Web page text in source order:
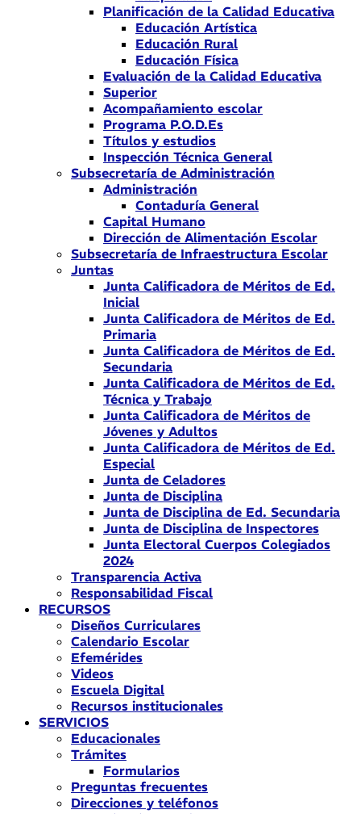
Planificación de la Calidad Educativa
Educación Artística
Educación Rural
Educación Física
Evaluación de la Calidad Educativa
Superior
Acompañamiento escolar
Programa P.O.D.Es
Títulos y estudios
Inspección Técnica General
Subsecretaría de Administración
Administración
Contaduría General
Capital Humano
Dirección de Alimentación Escolar
Subsecretaría de Infraestructura Escolar
Juntas
Junta Calificadora de Méritos de Ed.
Inicial
Junta Calificadora de Méritos de Ed.
Primaria
Junta Calificadora de Méritos de Ed.
Secundaria
Junta Calificadora de Méritos de Ed.
Técnica y Trabajo
Junta Calificadora de Méritos de
Jóvenes y Adultos
Junta Calificadora de Méritos de Ed.
Especial
Junta de Celadores
Junta de Disciplina
Junta de Disciplina de Ed. Secundaria
Junta de Disciplina de Inspectores
Junta Electoral Cuerpos Colegiados
2024
Transparencia Activa
Responsabilidad Fiscal
RECURSOS
Diseños Curriculares
Calendario Escolar
Efemérides
Videos
Escuela Digital
Recursos institucionales
SERVICIOS
Educacionales
Trámites
Formularios
Preguntas frecuentes
Direcciones y teléfonos